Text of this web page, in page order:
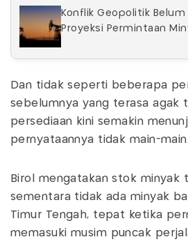
Konflik Geopolitik Belum
Proyeksi Permintaan
Dan tidak seperti beberapa
sebelumnya yang terasa agak
persediaan kini semakin
pernyataannya tidak main-main.
Birol mengatakan stok minyak
sementara tidak ada minyak
Timur Tengah, tepat ketika
memasuki musim puncak